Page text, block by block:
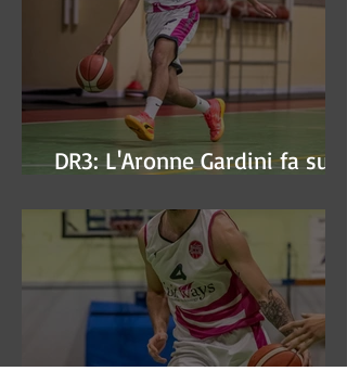
DR3: L'Aronne Gardini fa sua